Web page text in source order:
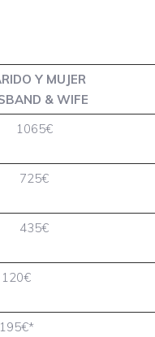
Y MUJER
& WIFE
1065€
725€
435€
120€
195€*